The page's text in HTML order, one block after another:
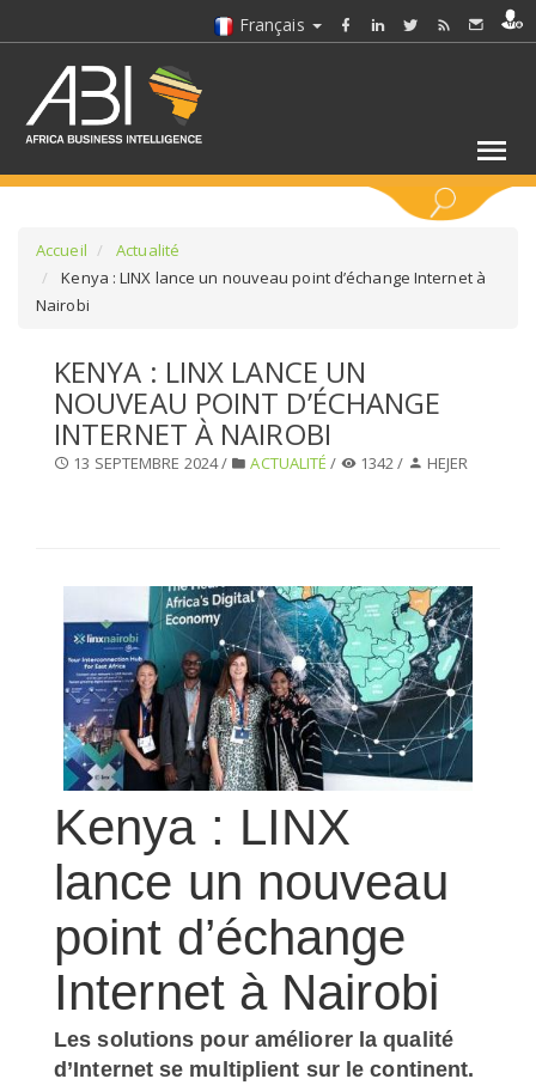
Français
SÉLECTIONNEZ UN DOSSIER
SELECTIONNEZ UNE SECTION
Accueil
Actualité
Kenya : LINX lance un nouveau point d’échange Internet à
Nairobi
KENYA : LINX LANCE UN
NOUVEAU POINT D’ÉCHANGE
INTERNET À NAIROBI
13 SEPTEMBRE 2024 / ACTUALITÉ / 1342 / HEJER
Kenya : LINX
lance un nouveau
point d’échange
Internet à Nairobi
Les solutions pour améliorer la qualité
d’Internet se multiplient sur le continent.